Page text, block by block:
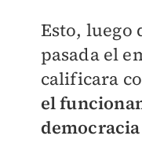
Esto, luego
pasada el
calificara
el